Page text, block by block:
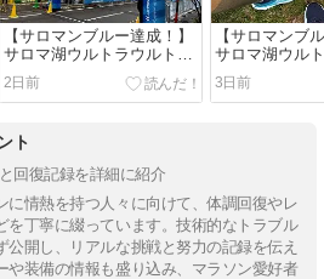
【サロマンブルー達成！】
サロマ湖ウルトラウルトラ
2026完走記 〜 レース編
（40kmまで）
2日前
【サロマンブ
サロマ湖ウル
記 〜 スター
3日前
ト
回復記録を詳細に紹介
に情熱を持つ人々に向けて、体調回復やレ
を丁寧に綴っています。技術的なトラブル
開し、リアルな挑戦と努力の記録を伝え
や装備の情報も盛り込み、マラソン愛好者